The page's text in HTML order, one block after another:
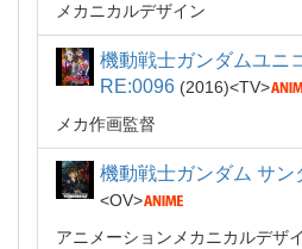
メカニカルデザイン
機動戦士ガンダムユニ
RE:0096
2016
TV
メカ作画監督
機動戦士ガンダム サン
OV
アニメーションメカニカルデザ